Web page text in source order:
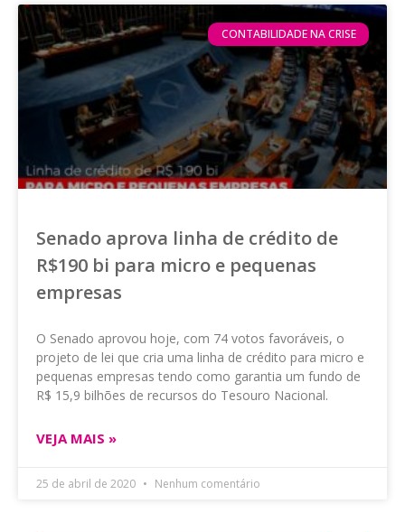
CONTABILIDADE NA CRISE
Senado aprova linha de crédito de
R$190 bi para micro e pequenas
empresas
O Senado aprovou hoje, com 74 votos favoráveis, o
projeto de lei que cria uma linha de crédito para micro e
pequenas empresas tendo como garantia um fundo de
R$ 15,9 bilhões de recursos do Tesouro Nacional.
VEJA MAIS »
25 de abril de 2020 Nenhum comentário